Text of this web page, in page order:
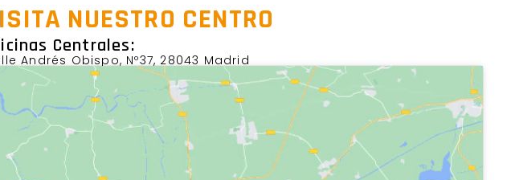
NUESTRO CENTRO
Centrales:
Andrés Obispo, Nº37, 28043 Madrid